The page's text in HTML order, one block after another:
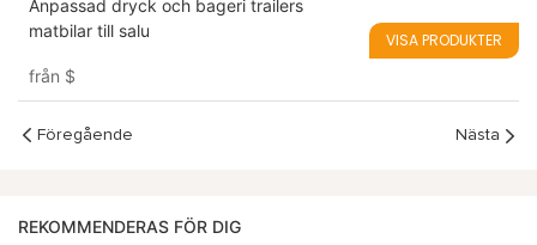
Anpassad dryck och bageri trailers
matbilar till salu
från $
VISA PRODUKTER
Föregående Nästa
REKOMMENDERAS FÖR DIG